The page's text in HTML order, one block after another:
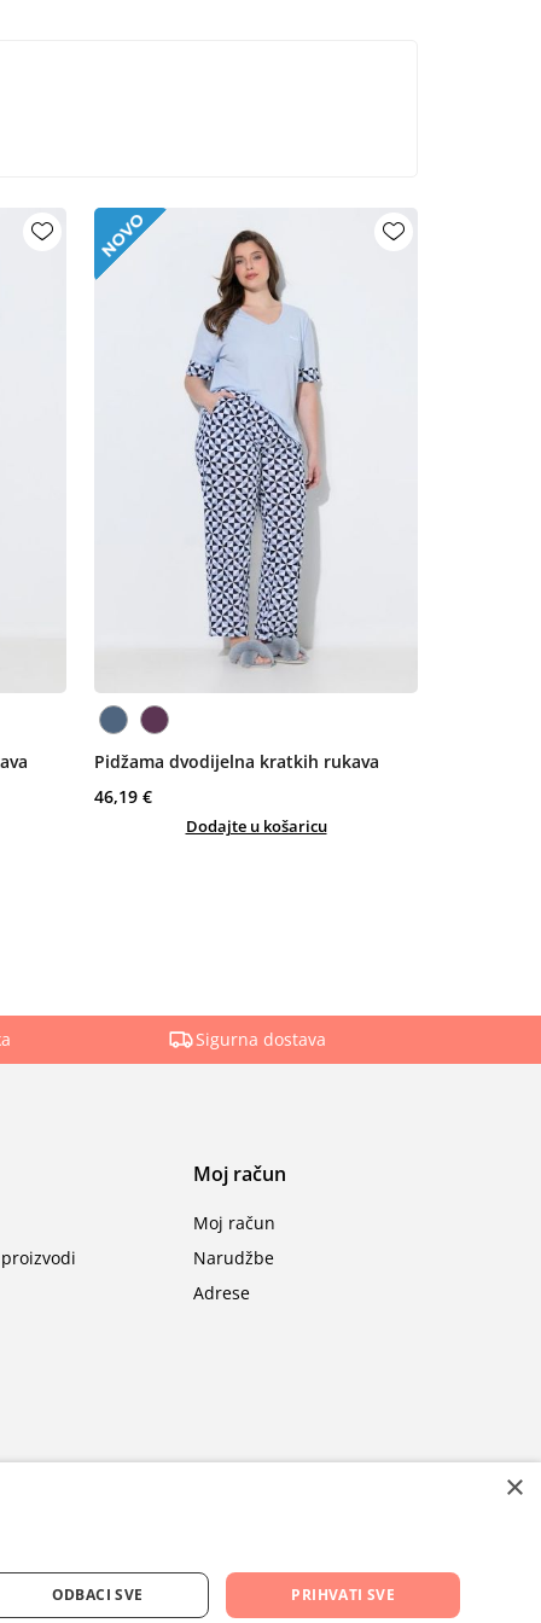
Pidžama dvodijelna kratkih rukava
46,19 €
Dodajte u košaricu
Sigurna dostava
Moj račun
Moj račun
Narudžbe
Adrese
×
PRIHVATI SVE
ODBACI SVE